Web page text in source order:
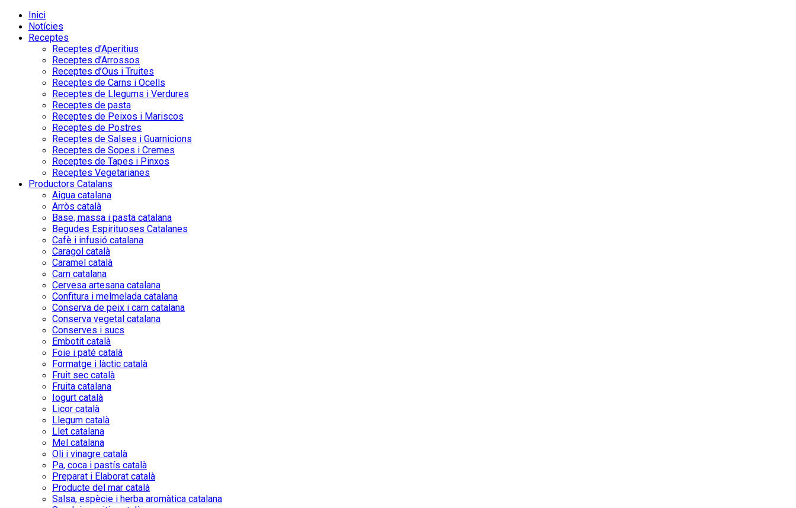
Inici
Notícies
Receptes
Receptes d’Aperitius
Receptes d’Arrossos
Receptes d’Ous i Truites
Receptes de Carns i Ocells
Receptes de Llegums i Verdures
Receptes de pasta
Receptes de Peixos i Mariscos
Receptes de Postres
Receptes de Salses i Guarnicions
Receptes de Sopes i Cremes
Receptes de Tapes i Pinxos
Receptes Vegetarianes
Productors Catalans
Aigua catalana
Arròs català
Base, massa i pasta catalana
Begudes Espirituoses Catalanes
Cafè i infusió catalana
Caragol català
Caramel català
Carn catalana
Cervesa artesana catalana
Confitura i melmelada catalana
Conserva de peix i carn catalana
Conserva vegetal catalana
Conserves i sucs
Embotit català
Foie i paté català
Formatge i làctic català
Fruit sec català
Fruita catalana
Iogurt català
Licor català
Llegum català
Llet catalana
Mel catalana
Oli i vinagre català
Pa, coca i pastís català
Preparat i Elaborat català
Producte del mar català
Salsa, espècie i herba aromàtica catalana